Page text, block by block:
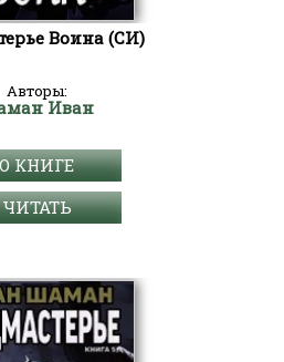
Воина (СИ)
Авторы:
Иван
О КНИГЕ
ЧИТАТЬ